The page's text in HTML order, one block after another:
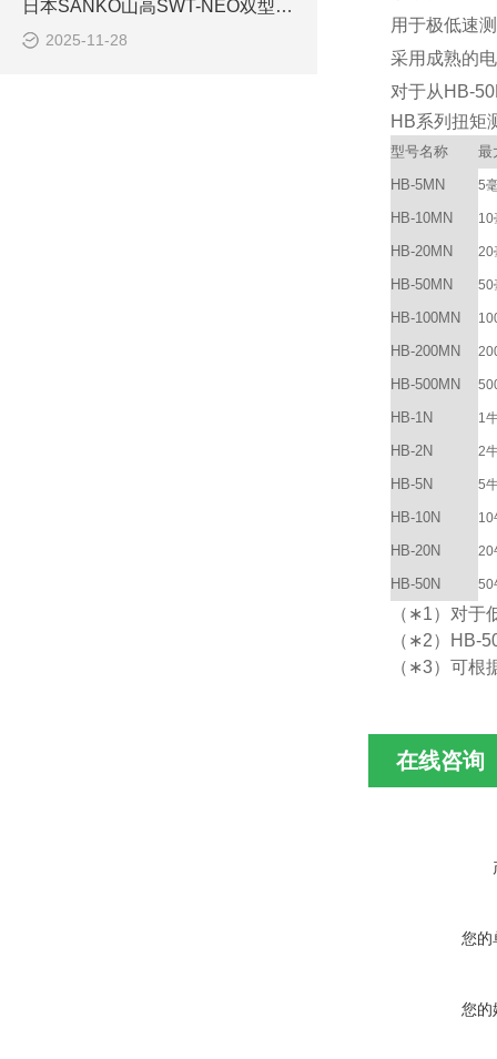
日本SANKO山高SWT-NEO双型薄膜厚度计：重新定义工业精密测量的新杆
2025-11-28
用于极低速
采用成熟的
对于从HB-
HB系列扭矩
型号名称
最
HB-5MN
5
HB-10MN 10
HB-20MN 20
HB-50MN 50
HB-100MN
HB-200MN
HB-500MN
HB-1N 1
HB-2N 2
HB-5N 5
HB-10N 10
HB-20N 20
HB-50N 50
（∗1）对于
（∗2）HB-
（∗3）可根
在线咨询
您的
您的